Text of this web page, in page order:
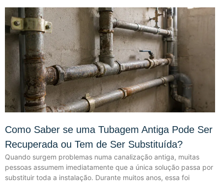
Como Saber se uma Tubagem Antiga Pode Ser
Recuperada ou Tem de Ser Substituída?
Quando surgem problemas numa canalização antiga, muitas
pessoas assumem imediatamente que a única solução passa por
substituir toda a instalação. Durante muitos anos, essa foi